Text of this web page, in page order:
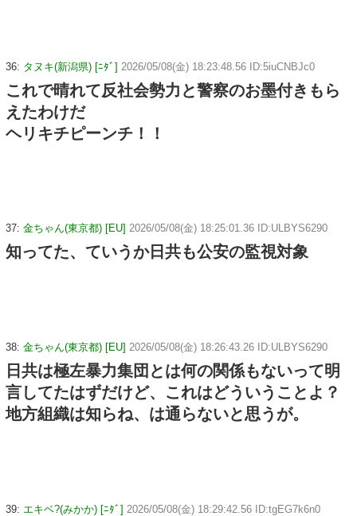
36: タヌキ(新潟県) [ﾆﾀﾞ] 2026/05/08(金) 18:23:48.56 ID:5iuCNBJc0
これで晴れて反社会勢力と警察のお墨付きもら
えたわけだ
ヘリキチピーンチ！！
37: 金ちゃん(東京都) [EU] 2026/05/08(金) 18:25:01.36 ID:ULBYS6290
知ってた、ていうか日共も公安の監視対象
38: 金ちゃん(東京都) [EU] 2026/05/08(金) 18:26:43.26 ID:ULBYS6290
日共は極左暴力集団とは何の関係もないって明
言してたはずだけど、これはどういうことよ？
地方組織は知らね、は通らないと思うが。
39: エキベ?(みかか) [ﾆﾀﾞ] 2026/05/08(金) 18:29:42.56 ID:tgEG7k6n0